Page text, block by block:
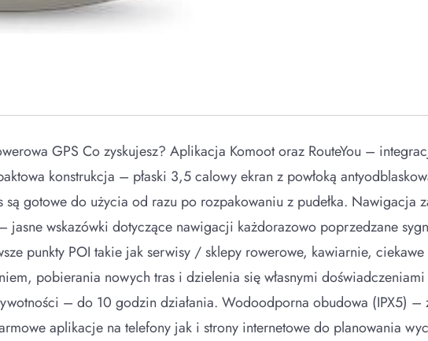
GPS Co zyskujesz? Aplikacja Komoot oraz RouteYou –
konstrukcja – płaski 3,5 calowy ekran z powłoką
są gotowe do użycia od razu po rozpakowaniu z pudełka. Nawigacja
wskazówki dotyczące nawigacji każdorazowo poprzedzane
punkty POI takie jak serwisy / sklepy rowerowe, kawiarnie,
pobierania nowych tras i dzielenia się własnymi
– do 10 godzin działania. Wodoodporna obudowa (IPX5)
aplikacje na telefony jak i strony internetowe do planowania